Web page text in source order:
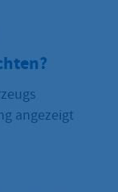
angezeigt